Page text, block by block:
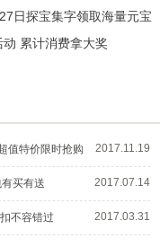
日探宝集字领取海量元宝
累计消费拿大奖
值特价限时抢购 2017.11.19
买有送 2017.07.14
不容错过 2017.03.31